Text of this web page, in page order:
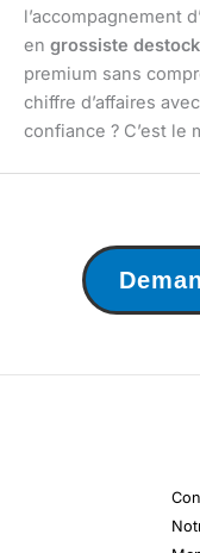
l’accompagnement
en grossiste
premium sans
chiffre d’affaires
confiance ? C’est le